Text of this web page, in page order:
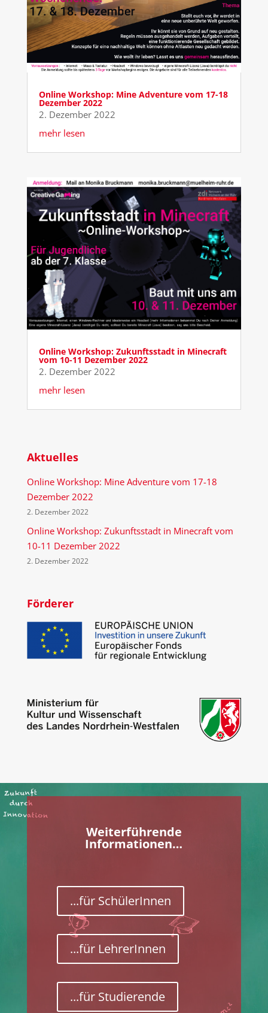
Online Workshop: Mine Adventure vom 17-18
Dezember 2022
2. Dezember 2022
mehr lesen
Online Workshop: Zukunftsstadt in Minecraft
vom 10-11 Dezember 2022
2. Dezember 2022
mehr lesen
Aktuelles
Online Workshop: Mine Adventure vom 17-18
Dezember 2022
2. Dezember 2022
Online Workshop: Zukunftsstadt in Minecraft vom
10-11 Dezember 2022
2. Dezember 2022
Förderer
Weiterführende
Informationen…
...für SchülerInnen
...für LehrerInnen
...für Studierende